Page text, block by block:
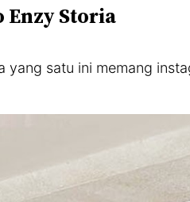
Enzy Storia
yang satu ini memang